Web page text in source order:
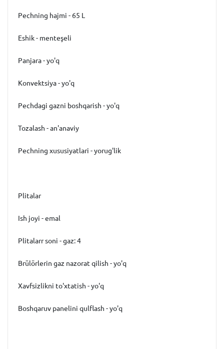
Pechning hajmi - 65 L
Eshik - menteşeli
Panjara - yo'q
Konvektsiya - yo'q
Pechdagi gazni boshqarish - yo'q
Tozalash - an'anaviy
Pechning xususiyatlari - yorug'lik
Plitalar
Ish joyi - emal
Plitalarr soni - gaz: 4
Brülörlerin gaz nazorat qilish - yo'q
Xavfsizlikni to'xtatish - yo'q
Boshqaruv panelini qulflash - yo'q